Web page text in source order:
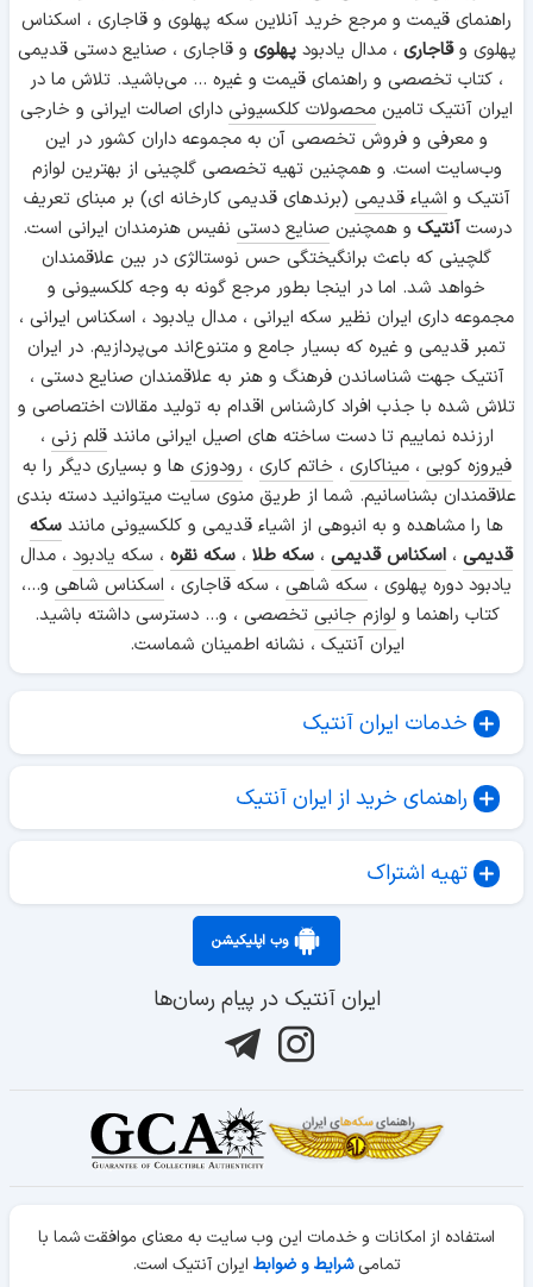
راهنمای قیمت و مرجع خرید آنلاین سکه پهلوی و قاجاری ، اسکناس
پهلوی وقاجاری ، مدال یادبودپهلوی و قاجاری ، صنایع دستی قدیمی
، کتاب تخصصی و راهنمای قیمت و غیره ... می‌باشید. تلاش ما در
ایران آنتیک تامین محصولات کلکسیونی دارای اصالت ایرانی و خارجی
و معرفی و فروش تخصصی آن به مجموعه داران کشور در این
وب‌سایت است. و همچنین تهیه تخصصی گلچینی از بهترین لوازم
آنتیک و اشیاء قدیمی (برندهای قدیمی کارخانه ای) بر مبنای تعریف
درستآنتیک و همچنینصنایع دستی نفیس هنرمندان ایرانی است.
گلچینی که باعث برانگیختگی حس نوستالژی در بین علاقمندان
خواهد شد. اما در اینجا بطور مرجع گونه به وجه کلکسیونی و
مجموعه داری ایران نظیر سکه ایرانی ، مدال یادبود ، اسکناس ایرانی ،
تمبر قدیمی و غیره که بسیار جامع و متنوع‌اند می‌پردازیم. در ایران
آنتیک جهت شناساندن فرهنگ و هنر به علاقمندان صنایع دستی ،
تلاش شده با جذب افراد کارشناس اقدام به تولید مقالات اختصاصی و
ارزنده نماییم تا دست ساخته های اصیل ایرانی مانندقلم زنی ،
فیروزه کوبی ،میناکاری ، خاتم کاری ، رودوزی ها و بسیاری دیگر را به
علاقمندان بشناسانیم. شما از طریق منوی سایت میتوانید دسته بندی
ها را مشاهده و به انبوهی از اشیاء قدیمی و کلکسیونی مانند سکه
قدیمی ، اسکناس قدیمی ، سکه طلا ، سکه نقره ، سکه یادبود ، مدال
یادبود دوره پهلوی ، سکه شاهی ، سکه قاجاری ، اسکناس شاهی و...،
کتاب راهنما و لوازم جانبی تخصصی ، و... دسترسی داشته باشید.
ایران آنتیک ، نشانه اطمینان شماست.
خدمات ایران آنتیک
راهنمای خرید از ایران آنتیک
تهیه اشتراک
وب اپلیکیشن
ایران آنتیک در پیام رسان‌ها
استفاده از امکانات و خدمات این وب سایت به معنای موافقت شما با
تمامیشرایط و ضوابط ایران آنتیک است.